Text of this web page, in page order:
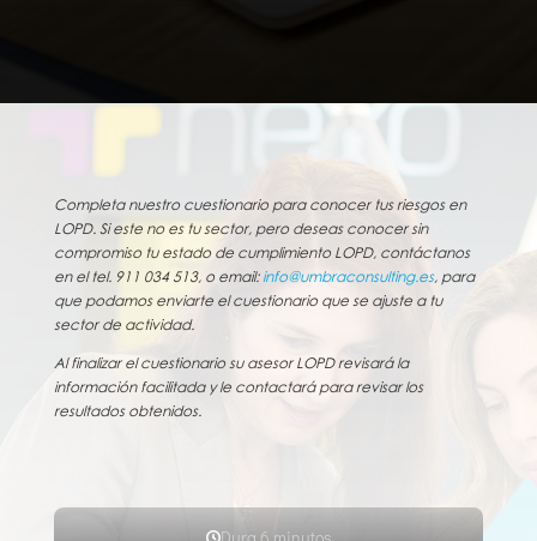
Completa nuestro cuestionario para conocer tus riesgos en
LOPD. Si este no es tu sector, pero deseas conocer sin
compromiso tu estado de cumplimiento LOPD, contáctanos
en el tel. 911 034 513, o email:info@umbraconsulting.es, para
que podamos enviarte el cuestionario que se ajuste a tu
sector de actividad.
Al finalizar el cuestionario su asesor LOPD revisará la
información facilitada y le contactará para revisar los
resultados obtenidos.